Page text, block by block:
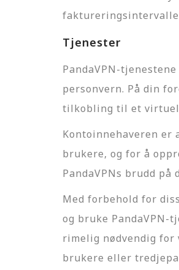
Tjenester
PandaVPN-
personvern. På din
tilkobling til et
Kontoinnehaveren er
brukere, og for å
PandaVPNs brudd
Med forbehold for
og bruke PandaVPN-
rimelig nødvendig
brukere eller